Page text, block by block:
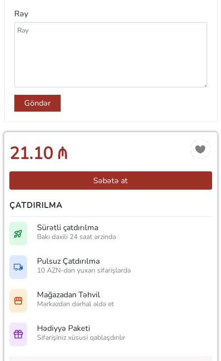
Rəy
Göndər
21.10 ₼
Səbətə at
ÇATDIRILMA
Sürətli çatdırılma
Bakı daxili 24 saat ərzində
Pulsuz Çatdırılma
10 AZN-dən yuxarı sifarişlərdə
Mağazadan Təhvil
Mərkəzdən dərhal əldə et
Hədiyyə Paketi
Sifarişiniz xüsusi qablaşdırılır